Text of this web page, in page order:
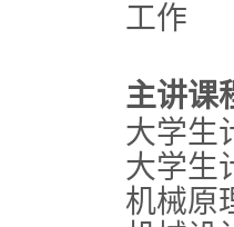
工作
主讲课
大学生
大学生
机械原